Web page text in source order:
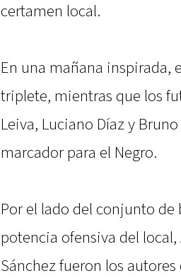
certamen local.
En una mañana inspirada,
triplete, mientras que los
Leiva, Luciano Díaz y
marcador para el Negro.
Por el lado del conjunto
potencia ofensiva del
Sánchez fueron los autores